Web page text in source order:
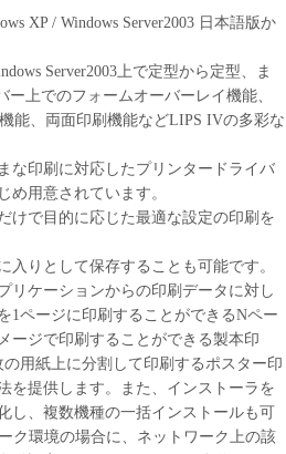
XP / Windows Server2003 日本語版か
Server2003上で定型から定型、ま
上でのフォームオーバーレイ機能、
能、両面印刷機能などLIPS IVの多彩な
な印刷に対応したプリンタードライバ
め用意されています。
けで目的に応じた最適な設定の印刷を
入りとして保存することも可能です。
リケーションからの印刷データに対し
1ページに印刷することができるNペー
ージで印刷することができる製本印
用紙上に分割して印刷するポスター印
を提供します。また、インストーラを
し、複数機種の一括インストールも可
ク環境の場合に、ネットワーク上の該